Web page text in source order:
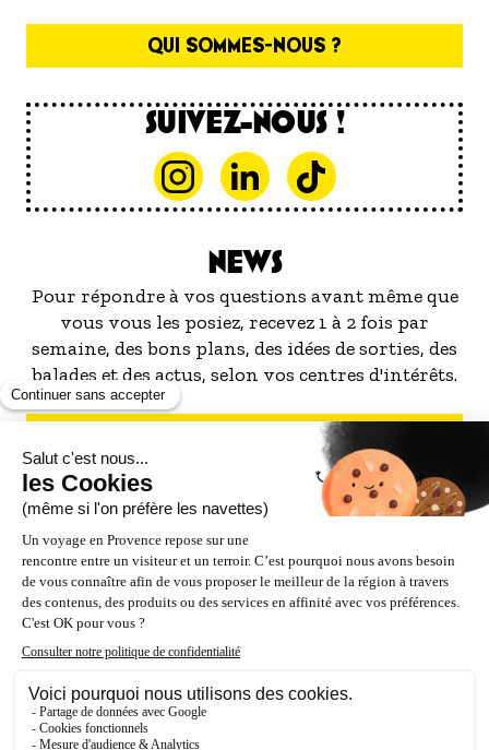
QUI SOMMES-NOUS ?
SUIVEZ-NOUS !
NEWS
Pour répondre à vos questions avant même que
vous vous les posiez, recevez 1 à 2 fois par
semaine, des bons plans, des idées de sorties, des
balades et des actus, selon vos centres d'intérêts.
S'INSCRIRE À LA NEWSLETTER
NOS PARTENAIRES
ESPACE PRO / PRESSE